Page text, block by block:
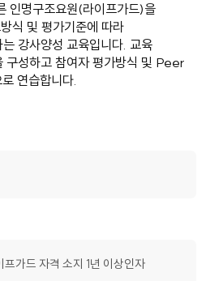
인명구조요원(라이프가드)을
식 및 평가기준에 따라
강사양성 교육입니다. 교육
구성하고 참여자 평가방식 및 Peer
연습합니다.
프가드 자격 소지 1년 이상인자